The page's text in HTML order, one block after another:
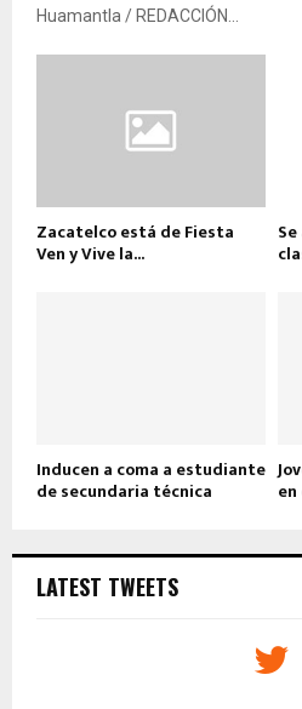
Huamantla / REDACCIÓN...
Zacatelco está de Fiesta
Ven y Vive la...
Inducen a coma a estudiante
de secundaria técnica
LATEST TWEETS